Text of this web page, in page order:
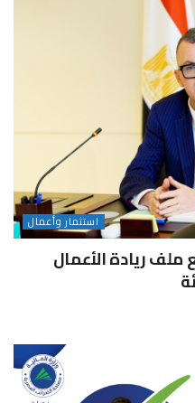
استثمار وأعمال
ملف ريادة الأعمال